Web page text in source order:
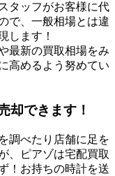
タッフがお客様に代
で、一般相場とは違
します！
最新の買取相場をみ
高めるよう努めてい
却できます！
調べたり店舗に足を
、ピアゾは宅配買取
！お持ちの時計を送